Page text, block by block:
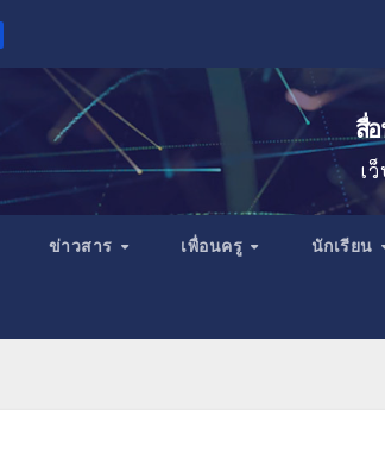
สื่
เ
ข่าวสาร เพื่อนครู นักเรียน